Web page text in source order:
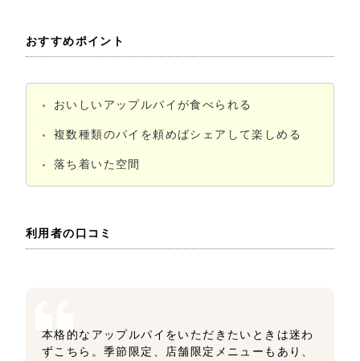
おすすめポイント
おいしいアップルパイが食べられる
複数種類のパイを頼めばシェアして楽しめる
落ち着いた空間
利用者の口コミ
本格的なアップルパイをいただきたいときは迷わ
ずこちら。季節限定、店舗限定メニューもあり、